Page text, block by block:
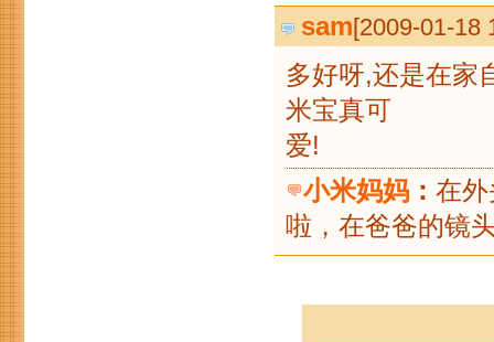
sam[2009-01-18
多好呀,还是在家
米宝真可
小米妈妈 ：在
啦，在爸爸的镜